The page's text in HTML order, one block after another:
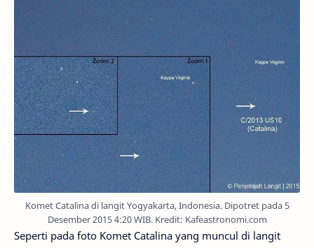
Komet Catalina di langit Yogyakarta, Indonesia. Dipotret pada 5
Desember 2015 4:20 WIB. Kredit: Kafeastronomi.com
Seperti pada foto Komet Catalina yang muncul di langit